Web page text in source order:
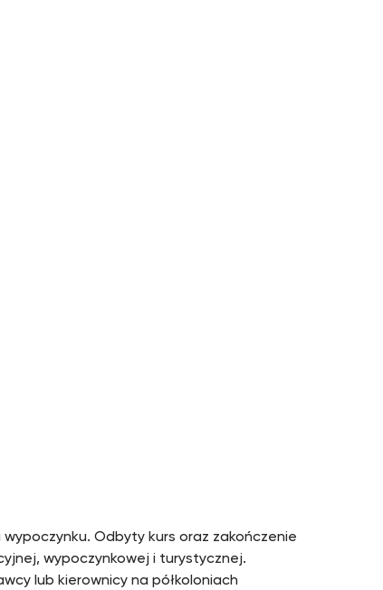
Odbyty kurs oraz zakończenie
wypoczynkowej i turystycznej.
lub kierownicy na półkoloniach